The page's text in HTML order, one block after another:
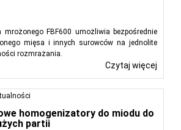
mrożonego FBF600 umożliwia bezpośrednie
mięsa i innych surowców na jednolite
rozmrażania.
Czytaj więcej
homogenizatory do miodu do
partii